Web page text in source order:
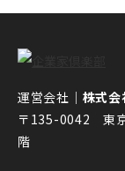
運営会社｜ 株式会
〒135-0042 東京
階